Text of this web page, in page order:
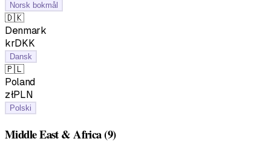
Norsk bokmål
🇩🇰
Denmark
krDKK
Dansk
🇵🇱
Poland
złPLN
Polski
Middle East & Africa(9)